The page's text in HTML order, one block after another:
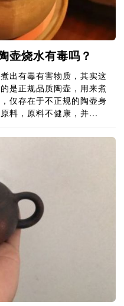
壶烧水有毒吗？
出有毒有害物质，其实这
是正规品质陶壶，用来煮
仅存在于不正规的陶壶身
料，原料不健康，并...